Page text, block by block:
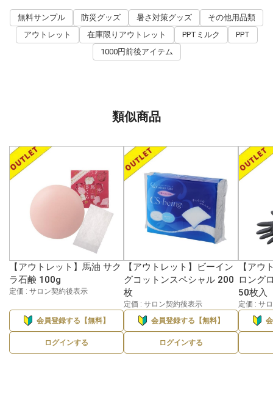
無料サンプル 防災グッズ 暑さ対策グッズ
その他用品類
アウトレット
在庫限りアウトレット PPTミルク
PPT
1000円前後アイテム
類似商品
【アウトレット】馬油 サク
ラ石鹸 100g
定価 : サロン契約後表示
会員登録する【無料】
ログインする
【アウトレット】ビーイン
グコットンスペシャル 200
枚
定価 : サロン契約後表示
会員登録する【無料】
ログインする
【アウ
ロング
50枚入
定価 : サ